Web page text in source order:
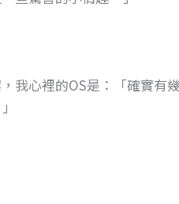
我心裡的OS是：「確實